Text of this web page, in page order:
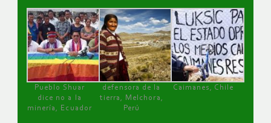
Pueblo Shuar
dice no a la
minería, Ecuador
defensora de la
tierra, Melchora,
Perú
Caimanes, Chile